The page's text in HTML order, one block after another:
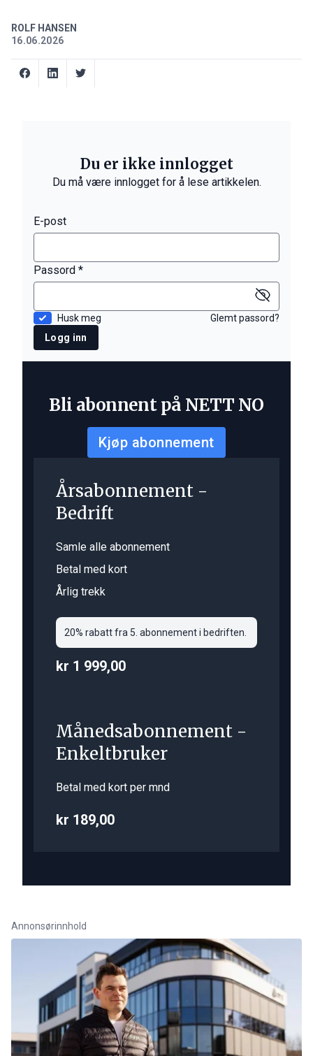
ROLF HANSEN
16.06.2026
Du er ikke innlogget
Du må være innlogget for å lese artikkelen.
E-post
Passord *
Husk meg
Glemt passord?
Logg inn
Bli abonnent på NETT NO
Kjøp abonnement
Årsabonnement -
Bedrift
Samle alle abonnement
Betal med kort
Årlig trekk
20% rabatt fra 5. abonnement i bedriften.
kr 1 999,00
Månedsabonnement -
Enkeltbruker
Betal med kort per mnd
kr 189,00
Annonsørinnhold